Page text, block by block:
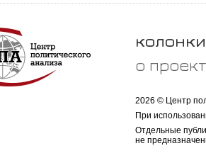
колонки
о
2026 © Центр
При
Отдельные
не